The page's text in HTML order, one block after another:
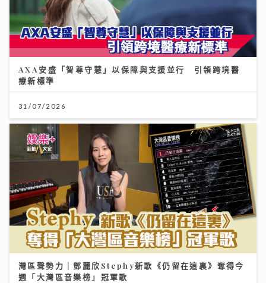
AXA安盛「智尊守慧」以保障與支援並行 引領跨境醫
療新標準
31/07/2026
灣區聲勢力｜鄧麗欣Stephy新歌《仍留在這裏》奪得今
週「大灣區音樂榜」冠軍歌